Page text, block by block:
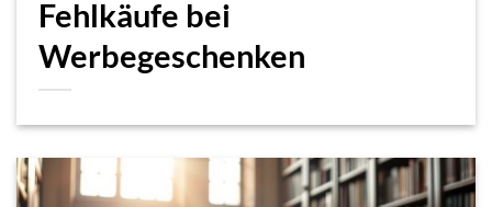
Fehlkäufe bei
Werbegeschenken